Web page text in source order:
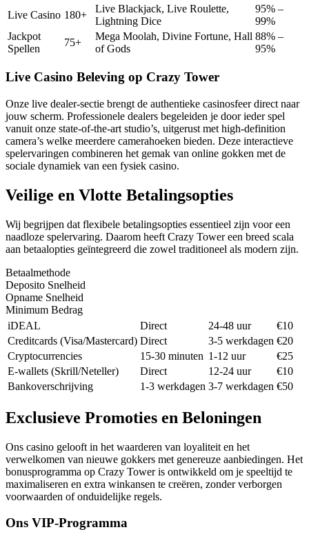
Live Casino 180+
Live Blackjack, Live Roulette,
Lightning Dice
95% –
99%
Jackpot
Spellen
75+
Mega Moolah, Divine Fortune, Hall
of Gods
88% –
95%
Live Casino Beleving op Crazy Tower
Onze live dealer-sectie brengt de authentieke casinosfeer direct naar
jouw scherm. Professionele dealers begeleiden je door ieder spel
vanuit onze state-of-the-art studio’s, uitgerust met high-definition
camera’s welke meerdere camerahoeken bieden. Deze interactieve
spelervaringen combineren het gemak van online gokken met de
sociale dynamiek van een fysiek casino.
Veilige en Vlotte Betalingsopties
Wij begrijpen dat flexibele betalingsopties essentieel zijn voor een
naadloze spelervaring. Daarom heeft Crazy Tower een breed scala
aan betaalopties geïntegreerd die zowel traditioneel als modern zijn.
Betaalmethode
Deposito Snelheid
Opname Snelheid
Minimum Bedrag
iDEAL
Direct 24-48 uur
€10
Creditcards (Visa/Mastercard) Direct 3-5 werkdagen €20
Cryptocurrencies
15-30 minuten 1-12 uur
€25
E-wallets (Skrill/Neteller)
Direct 12-24 uur
€10
Bankoverschrijving
1-3 werkdagen 3-7 werkdagen €50
Exclusieve Promoties en Beloningen
Ons casino gelooft in het waarderen van loyaliteit en het
verwelkomen van nieuwe gokkers met genereuze aanbiedingen. Het
bonusprogramma op Crazy Tower is ontwikkeld om je speeltijd te
maximaliseren en extra winkansen te creëren, zonder verborgen
voorwaarden of onduidelijke regels.
Ons VIP-Programma